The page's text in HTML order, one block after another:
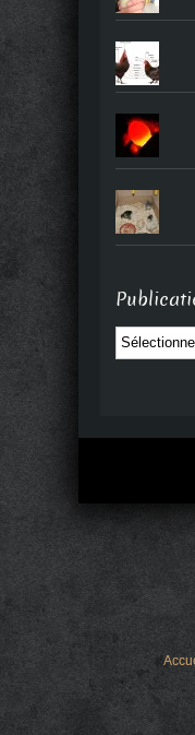
Publications
par